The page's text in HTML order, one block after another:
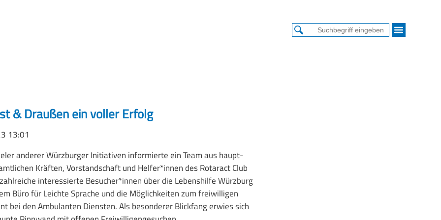
& Draußen ein voller Erfolg
13:01
anderer Würzburger Initiativen informierte ein Team aus haupt-
Kräften, Vorstandschaft und Helfer*innen des Rotaract Club
interessierte Besucher*innen über die Lebenshilfe Würzburg
Büro für Leichte Sprache und die Möglichkeiten zum freiwilligen
bei den Ambulanten Diensten. Als besonderer Blickfang erwies sich